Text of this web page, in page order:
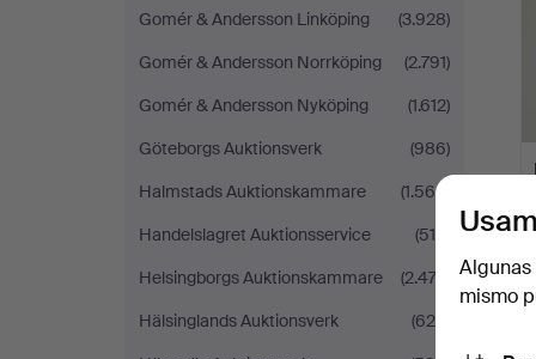
Gomér & Andersson Linköping
(3.928)
Gomér & Andersson Norrköping
(2.791)
Gomér & Andersson Nyköping
(1.612)
Göteborgs Auktionsverk
(986)
Halmstads Auktionskammare
(1.566)
Handelslagret Auktionsservice
(518)
Helsingborgs Auktionskammare
(2.474)
Hälsinglands Auktionsverk
(628)
Algunas
mismo